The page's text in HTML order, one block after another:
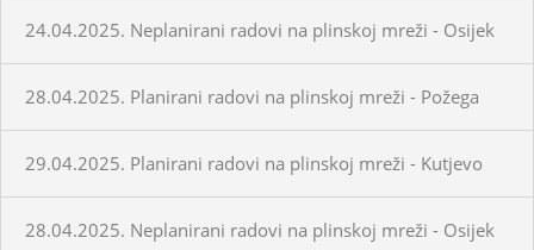
24.04.2025. Neplanirani radovi na plinskoj mreži - Osijek
28.04.2025. Planirani radovi na plinskoj mreži - Požega
29.04.2025. Planirani radovi na plinskoj mreži - Kutjevo
28.04.2025. Neplanirani radovi na plinskoj mreži - Osijek